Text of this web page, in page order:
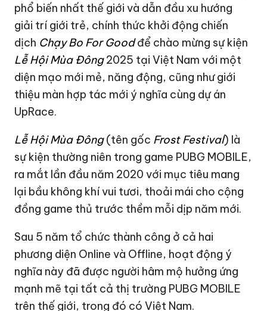
phổ biến nhất thế giới và dẫn đầu xu hướng
giải trí giới trẻ, chính thức khởi động chiến
dịch Chạy Bo For Goodđể chào mừng sự kiện
Lễ Hội Mùa Đông2025 tại Việt Nam với một
diện mạo mới mẻ, năng động, cũng như giới
thiệu màn hợp tác mới ý nghĩa cùng dự án
UpRace.
Lễ Hội Mùa Đông(tên gốc Frost Festival) là
sự kiện thường niên trong game PUBG MOBILE,
ra mắt lần đầu năm 2020 với mục tiêu mang
lại bầu không khí vui tươi, thoải mái cho cộng
đồng game thủ trước thềm mỗi dịp năm mới.
Sau 5 năm tổ chức thành công ở cả hai
phương diện Online và Offline, hoạt động ý
nghĩa này đã được người hâm mộ hưởng ứng
mạnh mẽ tại tất cả thị trường PUBG MOBILE
trên thế giới, trong đó có Việt Nam.